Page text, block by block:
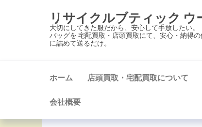
リサイクルブティック ウ
大切にしてきた服だから、安心して手放したい
バッグを 宅配買取・店頭買取にて、安心・納得
に詰めて送るだけ。
ホーム 店頭買取・宅配買取について
会社概要